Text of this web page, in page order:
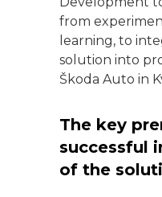
from
learning, to
solution into
Škoda Auto in
The key
successful
of the